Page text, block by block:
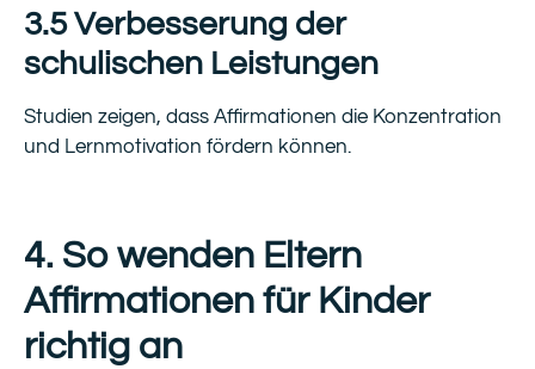
3.5 Verbesserung der
schulischen Leistungen
Studien zeigen, dass Affirmationen die Konzentration
und Lernmotivation fördern können.
4. So wenden Eltern
Affirmationen für Kinder
richtig an